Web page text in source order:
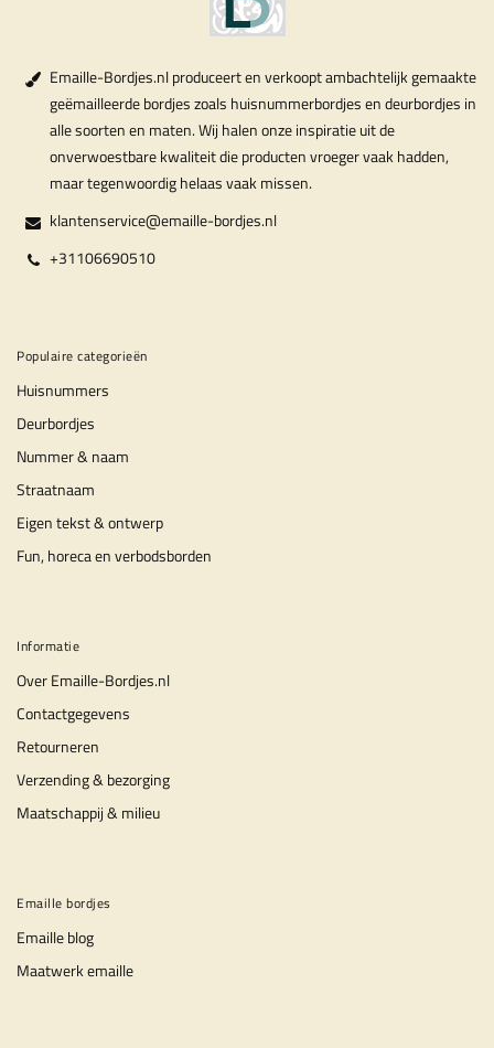
Emaille-Bordjes.nl produceert en verkoopt ambachtelijk gemaakte
geëmailleerde bordjes zoals huisnummerbordjes en deurbordjes in
alle soorten en maten. Wij halen onze inspiratie uit de
onverwoestbare kwaliteit die producten vroeger vaak hadden,
maar tegenwoordig helaas vaak missen.
klantenservice@emaille-bordjes.nl
+31106690510
Populaire categorieën
Huisnummers
Deurbordjes
Nummer & naam
Straatnaam
Eigen tekst & ontwerp
Fun, horeca en verbodsborden
Informatie
Over Emaille-Bordjes.nl
Contactgegevens
Retourneren
Verzending & bezorging
Maatschappij & milieu
Emaille bordjes
Emaille blog
Maatwerk emaille